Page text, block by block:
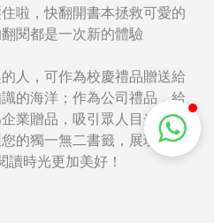
啦，快翻開書本拯救可愛的
閱都是一次新的體驗
人，可作為校慶禮品贈送給
的海洋；作為公司禮品，給
業贈品，吸引眾人目光，展
的獨一無二書籤，展現您的
讀時光更加美好！